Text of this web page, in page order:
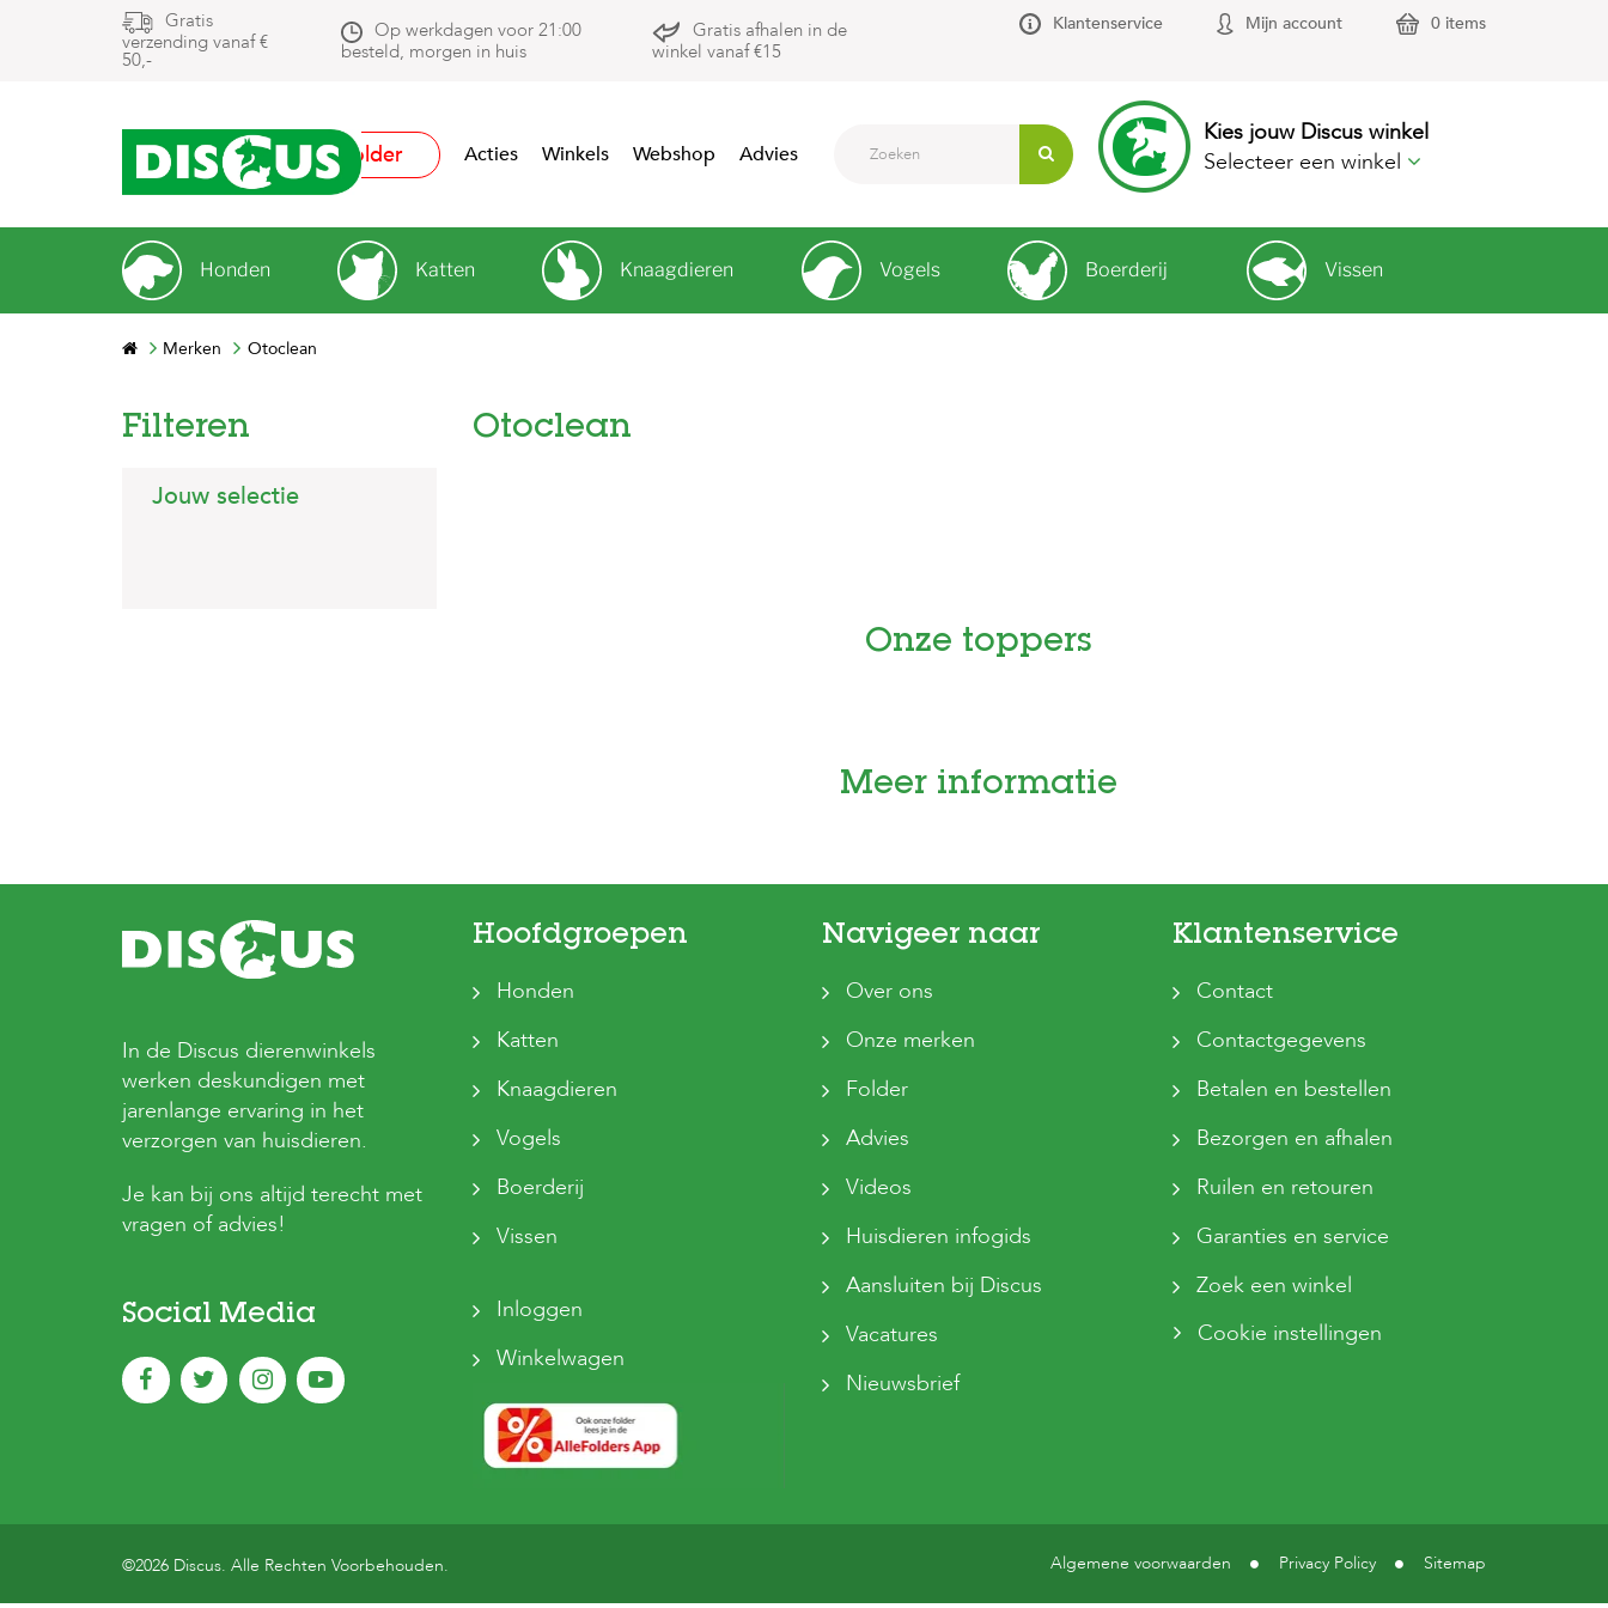
Gratis
verzending vanaf €
50,-
Op werkdagen voor 21:00
besteld, morgen in huis
Gratis afhalen in de
winkel vanaf €15
Klantenservice Mijn account 0 items
Folder Acties Winkels Webshop Advies
Kies jouw Discus winkel
Selecteer een winkel
Honden Katten Knaagdieren Vogels Boerderij Vissen
Merken Otoclean
Filteren
Jouw selectie
Otoclean
Onze toppers
Meer informatie
In de Discus dierenwinkels
werken deskundigen met
jarenlange ervaring in het
verzorgen van huisdieren.
Je kan bij ons altijd terecht met
vragen of advies!
Social Media
Hoofdgroepen
Honden
Katten
Knaagdieren
Vogels
Boerderij
Vissen
Inloggen
Winkelwagen
Navigeer naar
Over ons
Onze merken
Folder
Advies
Videos
Huisdieren infogids
Aansluiten bij Discus
Vacatures
Nieuwsbrief
Klantenservice
Contact
Contactgegevens
Betalen en bestellen
Bezorgen en afhalen
Ruilen en retouren
Garanties en service
Zoek een winkel
Cookie instellingen
©2026 Discus. Alle Rechten Voorbehouden. Algemene voorwaarden Privacy Policy Sitemap